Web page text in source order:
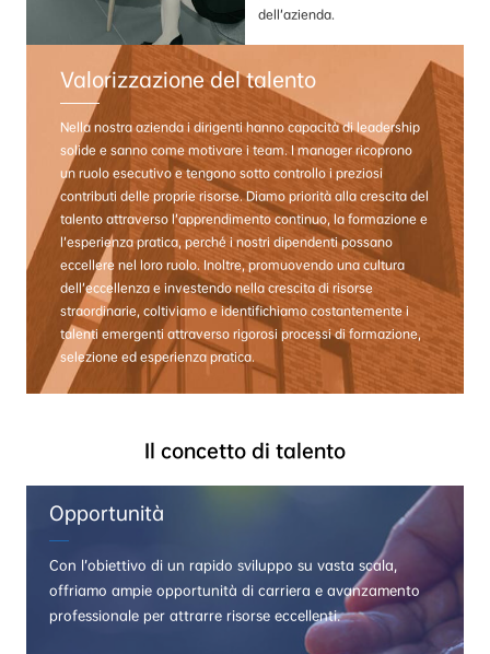
dell’azienda.
Valorizzazione del talento
Nella nostra azienda i dirigenti hanno capacità di leadership
solide e sanno come motivare i team. I manager ricoprono
un ruolo esecutivo e tengono sotto controllo i preziosi
contributi delle proprie risorse. Diamo priorità alla crescita del
talento attraverso l’apprendimento continuo, la formazione e
l’esperienza pratica, perché i nostri dipendenti possano
eccellere nel loro ruolo. Inoltre, promuovendo una cultura
dell’eccellenza e investendo nella crescita di risorse
straordinarie, coltiviamo e identifichiamo costantemente i
talenti emergenti attraverso rigorosi processi di formazione,
selezione ed esperienza pratica.
Il concetto di talento
Opportunità
Con l’obiettivo di un rapido sviluppo su vasta scala,
offriamo ampie opportunità di carriera e avanzamento
professionale per attrarre risorse eccellenti.